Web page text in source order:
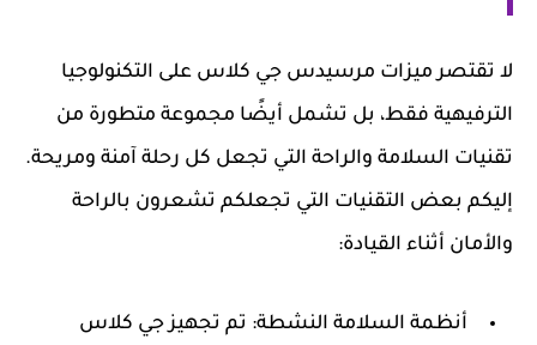
لا تقتصر ميزات مرسيدس جي كلاس على التكنولوجيا
الترفيهية فقط، بل تشمل أيضًا مجموعة متطورة من
تقنيات السلامة والراحة التي تجعل كل رحلة آمنة ومريحة.
إليكم بعض التقنيات التي تجعلكم تشعرون بالراحة
والأمان أثناء القيادة:
أنظمة السلامة النشطة: تم تجهيز جي كلاس